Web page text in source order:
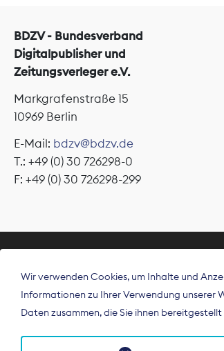
BDZV - Bundesverband
Digitalpublisher und
Zeitungsverleger e.V.
Markgrafenstraße 15
10969 Berlin
E-Mail: bdzv@bdzv.de
T.: +49 (0) 30 726298-0
F: +49 (0) 30 726298-299
Wir verwenden Cookies, um Inhalte und
Informationen zu Ihrer Verwendung unserer
Daten zusammen, die Sie ihnen